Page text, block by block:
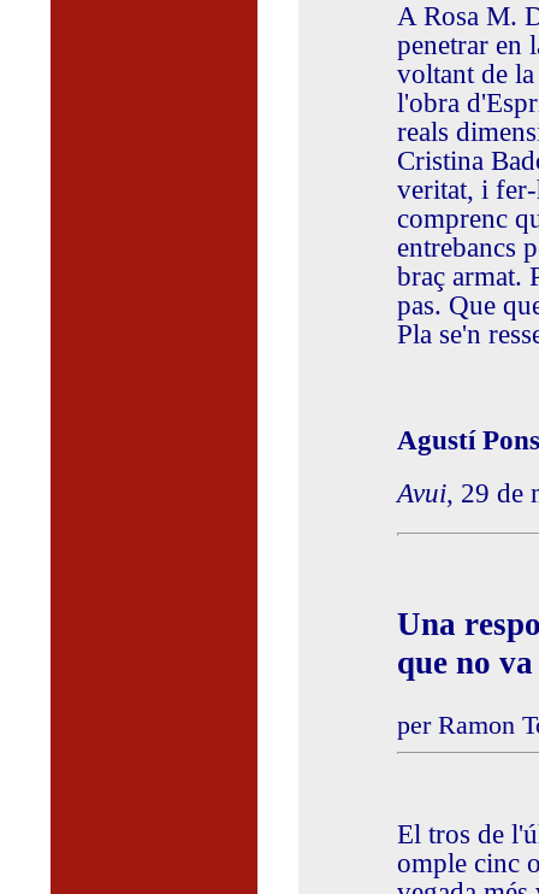
A Rosa M.
penetrar en
voltant de
l'obra
reals
Cristina
veritat, i fer-
comprenc
entrebancs
braç armat.
pas. Que
Pla se'n
Agustí Pons
Avui, 29 de
Una
que no
per Ramon
El tros de
omple cinc